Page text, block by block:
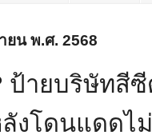
ยน พ.ศ. 2568
ป้ายบริษัทสี
งโดนแดดไ